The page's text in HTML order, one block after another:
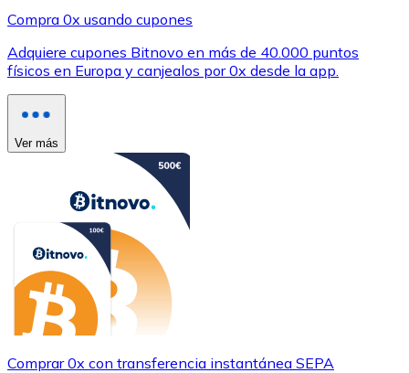
Compra 0x usando cupones
Adquiere cupones Bitnovo en más de 40.000 puntos
físicos en Europa y canjealos por 0x desde la app.
Ver más
Comprar 0x con transferencia instantánea SEPA